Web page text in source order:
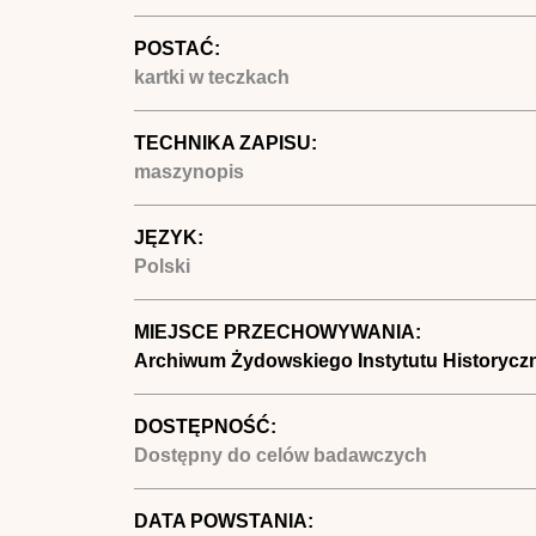
POSTAĆ:
kartki w teczkach
TECHNIKA ZAPISU:
maszynopis
JĘZYK:
Polski
MIEJSCE PRZECHOWYWANIA:
Archiwum Żydowskiego Instytutu
DOSTĘPNOŚĆ:
Dostępny do celów badawczych
DATA POWSTANIA: